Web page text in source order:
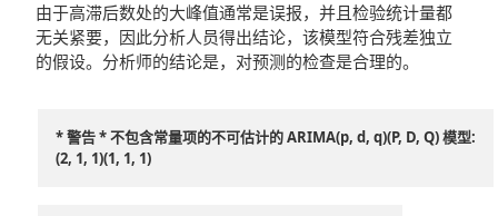
由于高滞后数处的大峰值通常是误报，并且检验统计量都
无关紧要，因此分析人员得出结论，该模型符合残差独立
的假设。分析师的结论是，对预测的检查是合理的。
* 警告 * 不包含常量项的不可估计的 ARIMA(p, d, q)(P, D, Q) 模型:
(2, 1, 1)(1, 1, 1)